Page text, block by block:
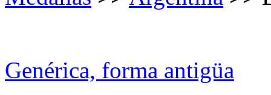
Genérica, forma antigüa